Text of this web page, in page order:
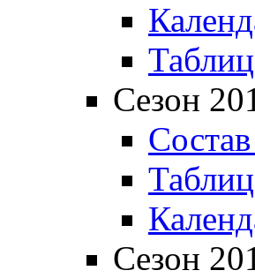
Сезон
Сезон